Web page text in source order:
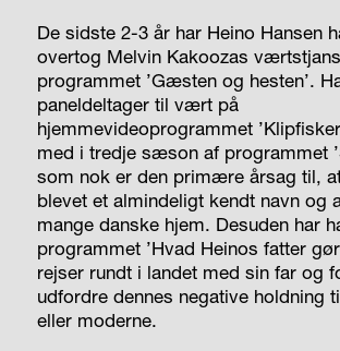
De sidste 2-3 år har Heino Hansen
overtog Melvin Kakoozas
programmet ’Gæsten og hesten’.
paneldeltager til vært på
hjemmevideoprogrammet
med i tredje sæson af programmet
som nok er den primære årsag til,
blevet et almindeligt kendt navn og
mange danske hjem. Desuden har
programmet ’Hvad Heinos fatter
rejser rundt i landet med sin far og
udfordre dennes negative holdning
eller moderne.